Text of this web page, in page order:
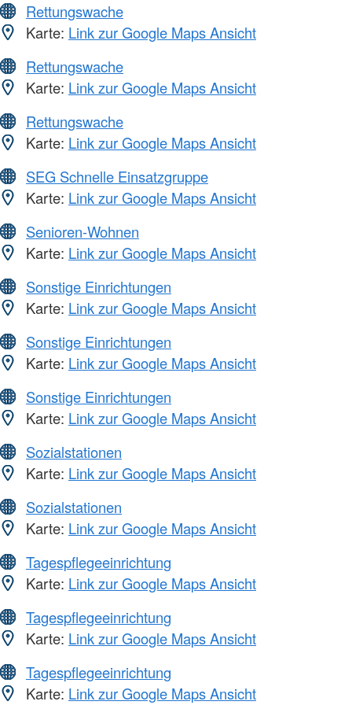
Rettungswache
Karte: Link zur Google Maps Ansicht
Rettungswache
Karte: Link zur Google Maps Ansicht
Rettungswache
Karte: Link zur Google Maps Ansicht
SEG Schnelle Einsatzgruppe
Karte: Link zur Google Maps Ansicht
Senioren-Wohnen
Karte: Link zur Google Maps Ansicht
Sonstige Einrichtungen
Karte: Link zur Google Maps Ansicht
Sonstige Einrichtungen
Karte: Link zur Google Maps Ansicht
Sonstige Einrichtungen
Karte: Link zur Google Maps Ansicht
Sozialstationen
Karte: Link zur Google Maps Ansicht
Sozialstationen
Karte: Link zur Google Maps Ansicht
Tagespflegeeinrichtung
Karte: Link zur Google Maps Ansicht
Tagespflegeeinrichtung
Karte: Link zur Google Maps Ansicht
Tagespflegeeinrichtung
Karte: Link zur Google Maps Ansicht